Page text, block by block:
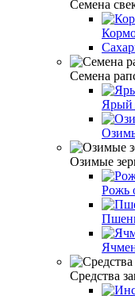
Семена
Семена
Ярый
Озимые
Рожь
Средства